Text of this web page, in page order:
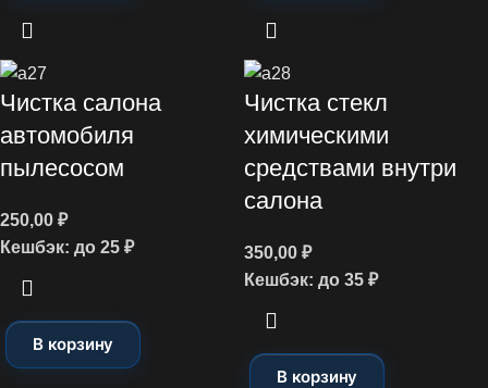
Чистка салона
автомобиля
пылесосом
250,00 ₽
Кешбэк: до 25 ₽
В корзину
Чистка стекл
химическими
средствами внутри
салона
350,00 ₽
Кешбэк: до 35 ₽
В корзину